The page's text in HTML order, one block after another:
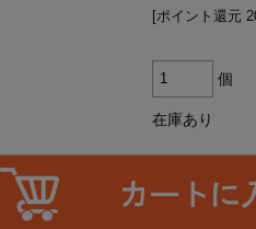
[ポイント還元
個
在庫あり